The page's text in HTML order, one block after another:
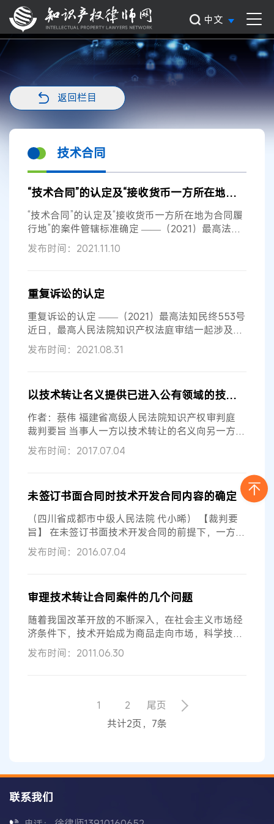
中文
返回栏目
技术合同
“技术合同”的认定及“接收货币一方所在地为合同履行地”的案件管辖标准确定
“技术合同”的认定及“接收货币一方所在地为合同履
行地”的案件管辖标准确定 ——（2021）最高法知
民辖终73号 近日，最高人民法...
发布时间：2021.11.10
重复诉讼的认定
重复诉讼的认定 ——（2021）最高法知民终553号
近日，最高人民法院知识产权法庭审结一起涉及重
复起诉的专利权转让合同纠纷。 朱...
发布时间：2021.08.31
以技术转让名义提供已进入公有领域的技术，不属于法律意义上的技术转让
作者：蔡伟 福建省高级人民法院知识产权审判庭
裁判要旨 当事人一方以技术转让的名义向另一方提
供已进入公有领域的技术，不属于法...
发布时间：2017.07.04
未签订书面合同时技术开发合同内容的确定
（四川省成都市中级人民法院 代小晞） 【裁判要
旨】 在未签订书面技术开发合同的前提下，一方当
事人如果提出了明确详尽的要约，且...
发布时间：2016.07.04
审理技术转让合同案件的几个问题
随着我国改革开放的不断深入，在社会主义市场经
济条件下，技术开始成为商品走向市场，科学技术
研究成果也不断涌现，成为推动社会...
发布时间：2011.06.30
1 2
尾页
共计2页，7条
联系我们